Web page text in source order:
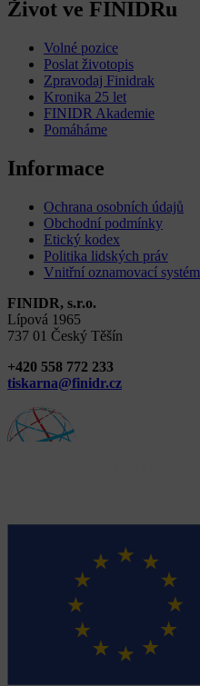
Život ve FINIDRu
Volné pozice
Poslat životopis
Zpravodaj Finidrak
Kronika 25 let
FINIDR Akademie
Pomáháme
Informace
Ochrana osobních údajů
Obchodní podmínky
Etický kodex
Politika lidských práv
Vnitřní oznamovací systém
FINIDR, s.r.o.
Lípová 1965
737 01 Český Těšín
+420 558 772 233
tiskarna@finidr.cz